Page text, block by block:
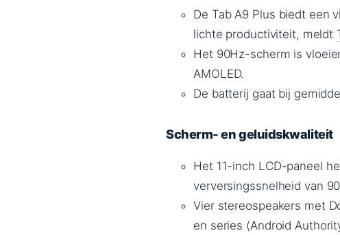
De Tab A9 Plus biedt een
lichte productiviteit, meldt
Het 90Hz-scherm is
AMOLED.
De batterij gaat bij
Scherm- en geluidskwaliteit
Het 11-inch LCD-paneel
verversingssnelheid van
Vier stereospeakers met
en series (Android